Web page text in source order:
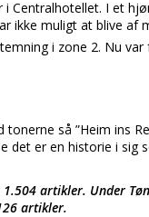
i Centralhotellet. I et
ikke muligt at blive af
i zone 2. Nu
så ”Heim ins
det er en historie i sig
artikler. Under
artikler.